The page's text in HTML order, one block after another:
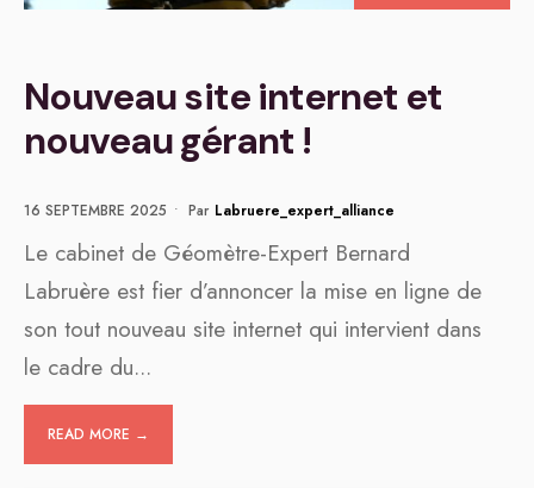
Nouveau site internet et
nouveau gérant !
16 SEPTEMBRE 2025 • Par Labruere_expert_alliance
Le cabinet de Géomètre-Expert Bernard
Labruère est fier d’annoncer la mise en ligne de
son tout nouveau site internet qui intervient dans
le cadre du...
READ MORE →